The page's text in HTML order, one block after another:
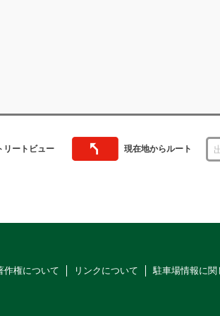
リートビュー 現在地からルート
作権について リンクについて 駐車場情報に関